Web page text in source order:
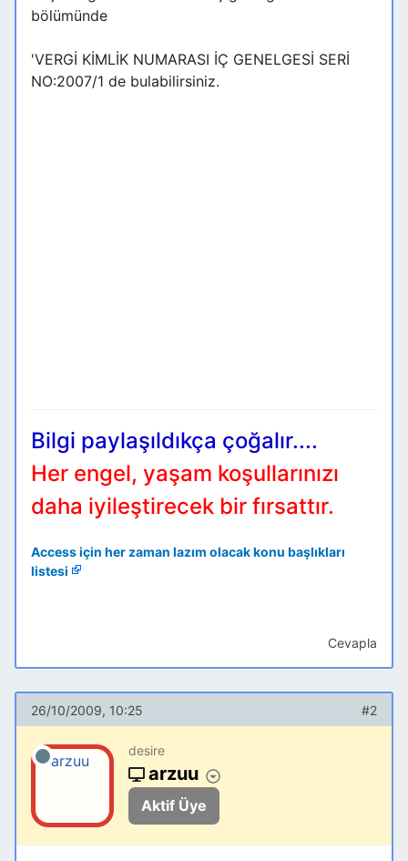
bölümünde
'VERGİ KİMLİK NUMARASI İÇ GENELGESİ SERİ
NO:2007/1 de bulabilirsiniz.
Bilgi paylaşıldıkça çoğalır....
Her engel, yaşam koşullarınızı
daha iyileştirecek bir fırsattır.
Access için her zaman lazım olacak konu başlıkları
listesi
Cevapla
26/10/2009, 10:25 #2
desire
arzuu
Aktif Üye